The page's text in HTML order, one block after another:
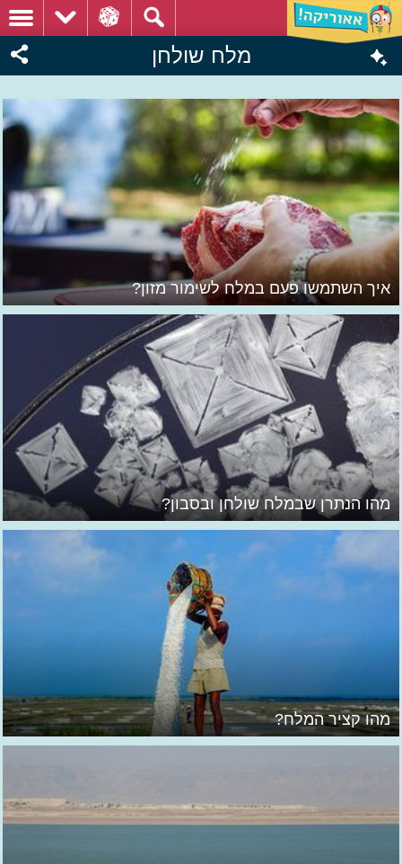
מלח שולחן
איך השתמשו פעם במלח לשימור מזון?
מהו הנתרן שבמלח שולחן ובסבון?
מהו קציר המלח?